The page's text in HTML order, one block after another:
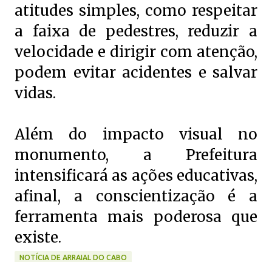
atitudes simples, como respeitar
a faixa de pedestres, reduzir a
velocidade e dirigir com atenção,
podem evitar acidentes e salvar
vidas.
Além do impacto visual no
monumento, a Prefeitura
intensificará as ações educativas,
afinal, a conscientização é a
ferramenta mais poderosa que
existe.
NOTÍCIA DE ARRAIAL DO CABO